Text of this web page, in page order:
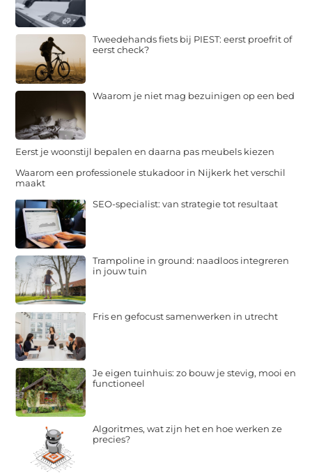
Tweedehands fiets bij PIEST: eerst proefrit of
eerst check?
Waarom je niet mag bezuinigen op een bed
Eerst je woonstijl bepalen en daarna pas meubels kiezen
Waarom een professionele stukadoor in Nijkerk het verschil
maakt
SEO-specialist: van strategie tot resultaat
Trampoline in ground: naadloos integreren
in jouw tuin
Fris en gefocust samenwerken in utrecht
Je eigen tuinhuis: zo bouw je stevig, mooi en
functioneel
Algoritmes, wat zijn het en hoe werken ze
precies?